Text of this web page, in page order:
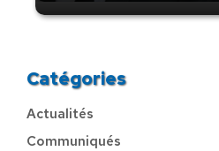
Catégories
Actualités
Communiqués